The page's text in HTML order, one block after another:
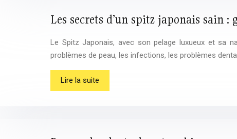
Les secrets d’un spitz japonais sain
Le Spitz Japonais, avec son pelage luxueux et sa
problèmes de peau, les infections, les problèmes
Lire la suite